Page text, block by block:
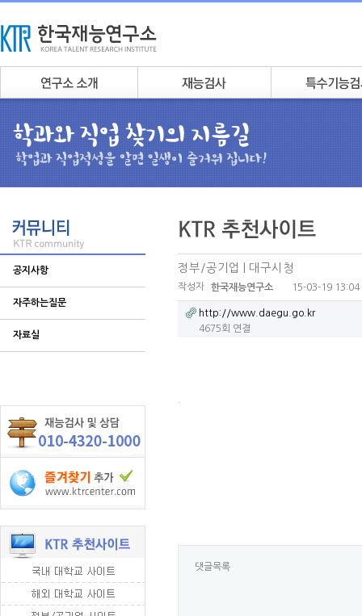
공지사항
자주하는질문
자료실
정부/공기업 | 대구시청
작성자 한국재능연구소 15-03-19 13:04
http://www.daegu.go.kr
4675회 연결
댓글목록